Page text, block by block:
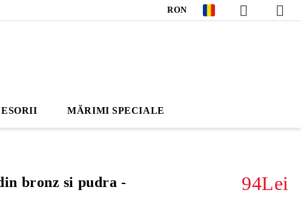
RON
MĂRIMI SPECIALE
bronz si pudra -
94Lei